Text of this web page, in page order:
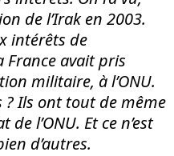
de l’Irak en 2003.
intérêts de
France avait pris
militaire, à l’ONU.
? Ils ont tout de même
l’ONU. Et ce n’est
d’autres.